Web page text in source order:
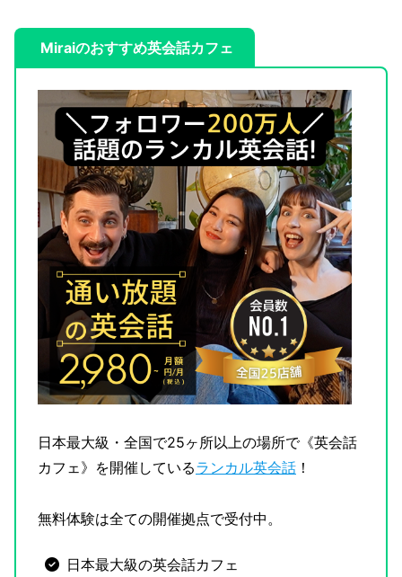
Miraiのおすすめ英会話カフェ
日本最大級・全国で25ヶ所以上の場所で《英会話
カフェ》を開催しているランカル英会話 ！
無料体験は全ての開催拠点で受付中。
日本最大級の英会話カフェ